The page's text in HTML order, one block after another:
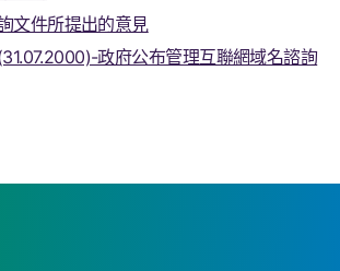
文件所提出的意見
政府公布管理互聯網域名諮詢